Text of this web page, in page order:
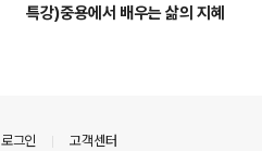
특강)중용에서 배우는 삶의 지혜
로그인 고객센터